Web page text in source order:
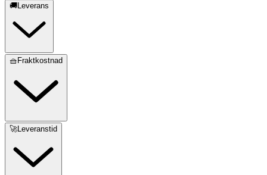
🚚Leverans
🧺Fraktkostnad
🚀Leveranstid